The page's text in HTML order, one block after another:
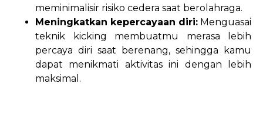
meminimalisir risiko cedera saat berolahraga.
Meningkatkan kepercayaan diri: Menguasai
teknik kicking membuatmu merasa lebih
percaya diri saat berenang, sehingga kamu
dapat menikmati aktivitas ini dengan lebih
maksimal.